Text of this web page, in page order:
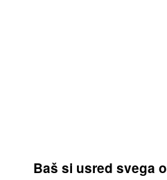
Baš si usred svega